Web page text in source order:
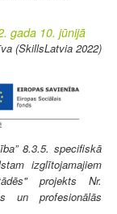
gada 10. jūnijā
(SkillsLatvia 2022)
8.3.5. specifiskā
izglītojamajiem
projekts Nr.
un profesionālās